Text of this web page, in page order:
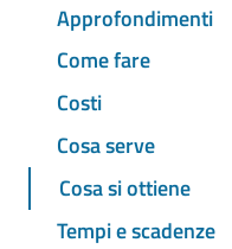
Approfondimenti
Come fare
Costi
Cosa serve
Cosa si ottiene
Tempi e scadenze